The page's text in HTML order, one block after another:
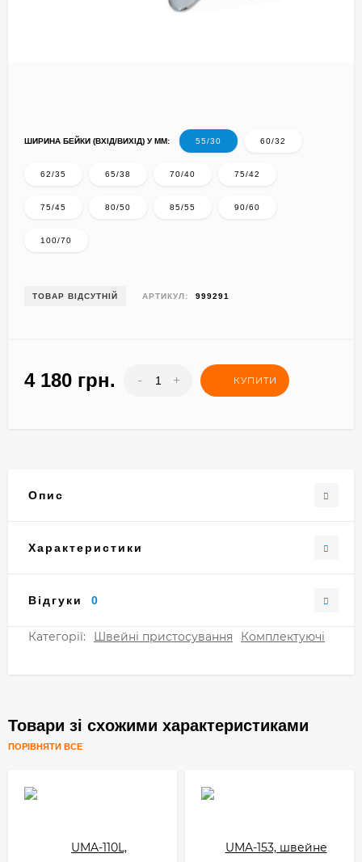
ШИРИНА БЕЙКИ (ВХІД/ВИХІД) У ММ: 55/30 60/32
62/35 65/38 70/40 75/42
75/45 80/50 85/55 90/60
100/70
ТОВАР ВІДСУТНІЙ АРТИКУЛ: 999291
4 180 грн. - + КУПИТИ
Опис
Характеристики
Відгуки 0
Категорії: Швейні пристосування Комплектуючі
Товари зі схожими характеристиками
ПОРІВНЯТИ ВСЕ